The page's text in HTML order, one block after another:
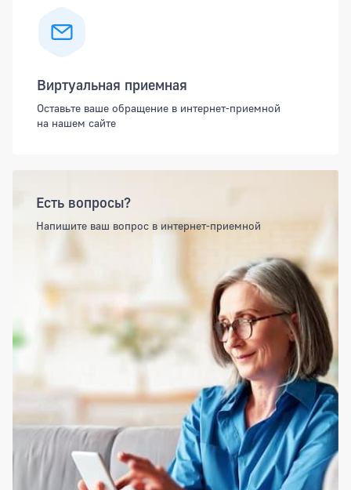
Виртуальная приемная
Оставьте ваше обращение в интернет-приемной
на нашем сайте
Есть вопросы?
Напишите ваш вопрос в интернет-приемной